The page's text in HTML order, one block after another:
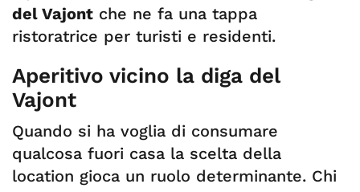
del Vajont che ne fa una tappa
ristoratrice per turisti e residenti.
Aperitivo vicino la diga del
Vajont
Quando si ha voglia di consumare
qualcosa fuori casa la scelta della
location gioca un ruolo determinante. Chi